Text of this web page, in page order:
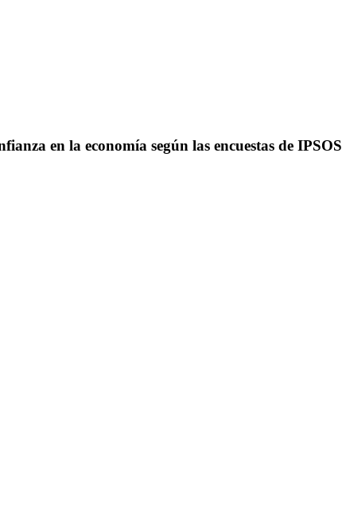
en la economía según las encuestas de IPSOS